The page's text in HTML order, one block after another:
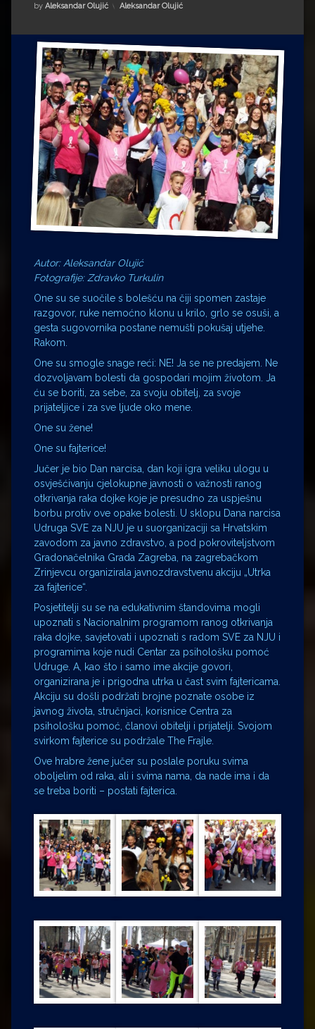
Impressum
Milenko Strižak
Drugi autori
Drugi autori
Matea Andrić
Ljiljana Lekanić-Kljaić
Željko Krznarić
Mario Lovreković
Miroslav Šantek
by Aleksandar Olujić Kategorije:
Aleksandar Olujić
Autor: Aleksandar Olujić
Fotografije: Zdravko Turkulin
One su se suočile s bolešću na čiji spomen zastaje
razgovor, ruke nemoćno klonu u krilo, grlo se osuši, a
gesta sugovornika postane nemušti pokušaj utjehe.
Rakom.
One su smogle snage reći: NE! Ja se ne predajem. Ne
dozvoljavam bolesti da gospodari mojim životom. Ja
ću se boriti, za sebe, za svoju obitelj, za svoje
prijateljice i za sve ljude oko mene.
One su žene!
One su fajterice!
Jučer je bio Dan narcisa, dan koji igra veliku ulogu u
osvješćivanju cjelokupne javnosti o važnosti ranog
otkrivanja raka dojke koje je presudno za uspješnu
borbu protiv ove opake bolesti. U sklopu Dana narcisa
Udruga SVE za NJU je u suorganizaciji sa Hrvatskim
zavodom za javno zdravstvo, a pod pokroviteljstvom
Gradonačelnika Grada Zagreba, na zagrebačkom
Zrinjevcu organizirala javnozdravstvenu akciju „Utrka
za fajterice“.
Posjetitelji su se na edukativnim štandovima mogli
upoznati s Nacionalnim programom ranog otkrivanja
raka dojke, savjetovati i upoznati s radom SVE za NJU i
programima koje nudi Centar za psihološku pomoć
Udruge. A, kao što i samo ime akcije govori,
organizirana je i prigodna utrka u čast svim fajtericama.
Akciju su došli podržati brojne poznate osobe iz
javnog života, stručnjaci, korisnice Centra za
psihološku pomoć, članovi obitelji i prijatelji. Svojom
svirkom fajterice su podržale The Frajle.
Ove hrabre žene jučer su poslale poruku svima
oboljelim od raka, ali i svima nama, da nade ima i da
se treba boriti – postati fajterica.